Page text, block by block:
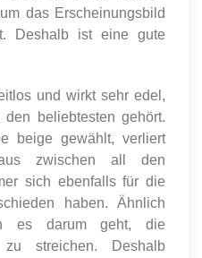
das Erscheinungsbild
Deshalb ist eine gute
und wirkt sehr edel,
beliebtesten gehört.
beige gewählt, verliert
zwischen all den
sich ebenfalls für die
haben. Ähnlich
es darum geht, die
zu streichen. Deshalb